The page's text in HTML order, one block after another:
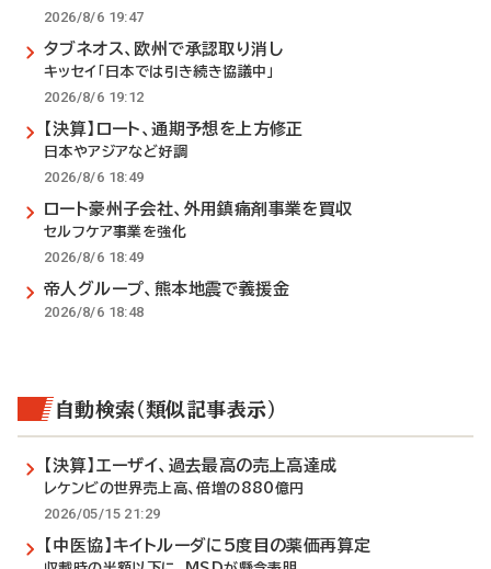
2026/8/6 19:47
タブネオス、欧州で承認取り消し
キッセイ「日本では引き続き協議中」
2026/8/6 19:12
【決算】ロート、通期予想を上方修正
日本やアジアなど好調
2026/8/6 18:49
ロート豪州子会社、外用鎮痛剤事業を買収
セルフケア事業を強化
2026/8/6 18:49
帝人グループ、熊本地震で義援金
2026/8/6 18:48
自動検索（類似記事表示）
【決算】エーザイ、過去最高の売上高達成
レケンビの世界売上高、倍増の880億円
2026/05/15 21:29
【中医協】キイトルーダに5度目の薬価再算定